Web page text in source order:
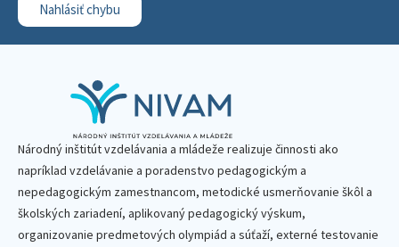
Nahlásiť chybu
Národný inštitút vzdelávania a mládeže realizuje činnosti ako
napríklad vzdelávanie a poradenstvo pedagogickým a
nepedagogickým zamestnancom, metodické usmerňovanie škôl a
školských zariadení, aplikovaný pedagogický výskum,
organizovanie predmetových olympiád a súťaží, externé testovanie